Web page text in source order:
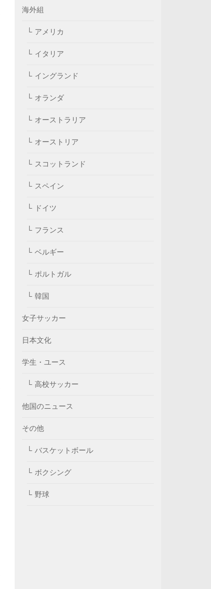
海外組
アメリカ
イタリア
イングランド
オランダ
オーストラリア
オーストリア
スコットランド
スペイン
ドイツ
フランス
ベルギー
ポルトガル
韓国
女子サッカー
日本文化
学生・ユース
高校サッカー
他国のニュース
その他
バスケットボール
ボクシング
野球